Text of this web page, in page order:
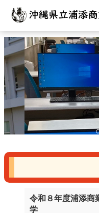
令和８年度浦添
学